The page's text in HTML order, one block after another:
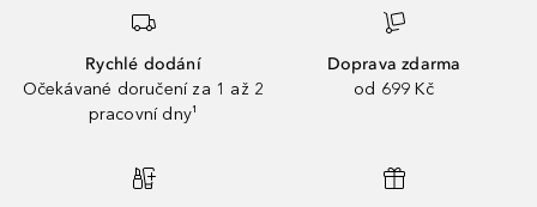
Rychlé dodání
Očekávané doručení za 1 až 2
pracovní dny¹
Doprava zdarma
od 699 Kč